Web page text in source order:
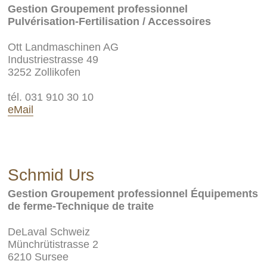
Gestion Groupement professionnel
Pulvérisation-Fertilisation / Accessoires
Ott Landmaschinen AG
Industriestrasse 49
3252 Zollikofen
tél. 031 910 30 10
eMail
Schmid Urs
Gestion Groupement professionnel Équipements
de ferme-Technique de traite
DeLaval Schweiz
Münchrütistrasse 2
6210 Sursee